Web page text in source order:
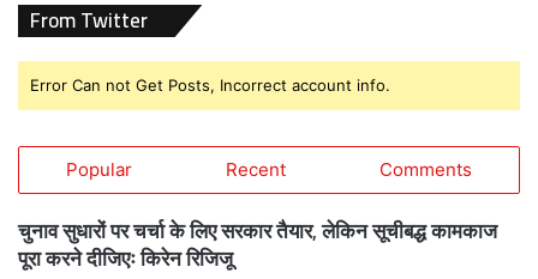
From Twitter
Error Can not Get Posts, Incorrect account info.
Popular Recent Comments
चुनाव सुधारों पर चर्चा के लिए सरकार तैयार, लेकिन सूचीबद्ध कामकाज
पूरा करने दीजिएः किरेन रिजिजू